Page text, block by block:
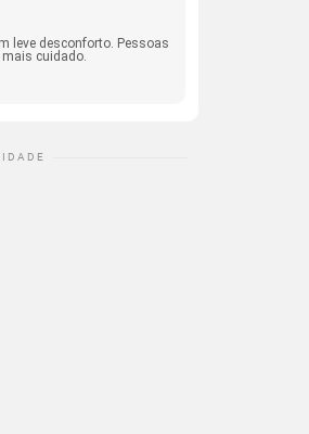
leve desconforto. Pessoas
cuidado.